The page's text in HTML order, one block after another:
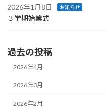
2026年1月8日 お知らせ
３学期始業式
過去の投稿
2026年4月
2026年3月
2026年2月